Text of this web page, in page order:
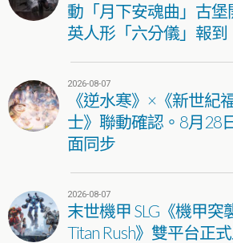
動「月下安魂曲」古堡
英人形「六分儀」報到
2026-08-07
《逆水寒》×《新世紀
士》聯動確認。8月28
面同步
2026-08-07
末世機甲 SLG《機甲突
Titan Rush》雙平台正